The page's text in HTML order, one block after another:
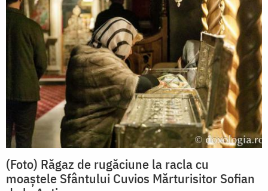
(Foto) Răgaz de rugăciune la racla cu
moaștele Sfântului Cuvios Mărturisitor Sofian